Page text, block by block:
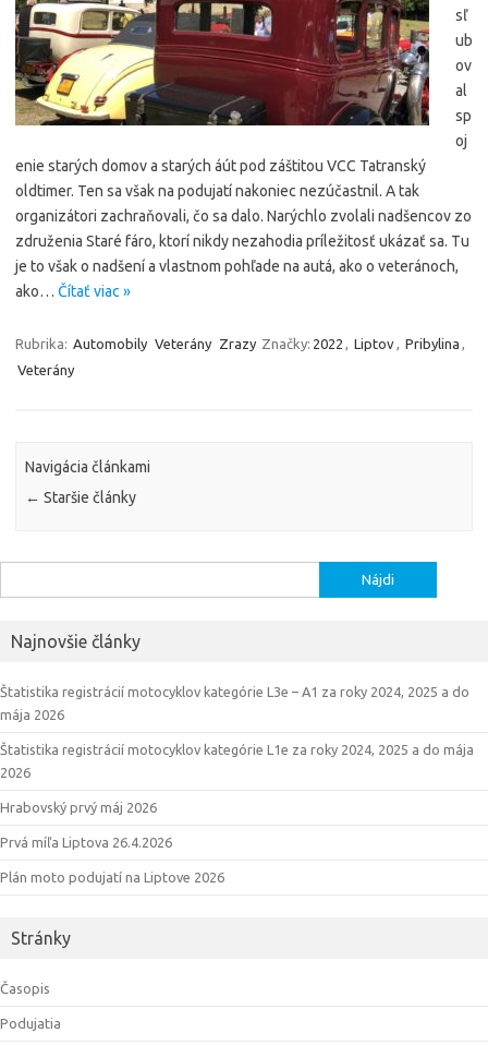
sľ
ub
ov
al
sp
oj
enie starých domov a starých áút pod záštitou VCC Tatranský
oldtimer. Ten sa však na podujatí nakoniec nezúčastnil. A tak
organizátori zachraňovali, čo sa dalo. Narýchlo zvolali nadšencov zo
združenia Staré fáro, ktorí nikdy nezahodia príležitosť ukázať sa. Tu
je to však o nadšení a vlastnom pohľade na autá, ako o veteránoch,
ako… Čítať viac »
Rubrika: Automobily Veterány Zrazy Značky: 2022 , Liptov, Pribylina ,
Veterány
Navigácia článkami
← Staršie články
Najnovšie články
Štatistika registrácií motocyklov kategórie L3e – A1 za roky 2024, 2025 a do
mája 2026
Štatistika registrácií motocyklov kategórie L1e za roky 2024, 2025 a do mája
2026
Hrabovský prvý máj 2026
Prvá míľa Liptova 26.4.2026
Plán moto podujatí na Liptove 2026
Stránky
Časopis
Podujatia